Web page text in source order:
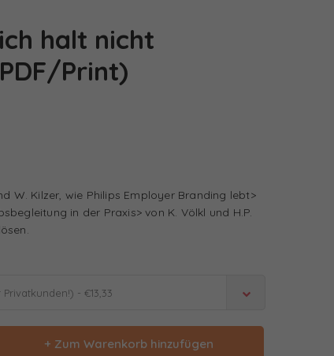
halt nicht
Print)
W. Kilzer, wie Philips Employer Branding lebt>
in der Praxis> von K. Völkl und H.P.
- €13,33
+ Zum Warenkorb hinzufügen